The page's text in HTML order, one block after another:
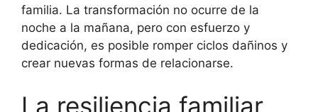
familia. La transformación no ocurre de la
noche a la mañana, pero con esfuerzo y
dedicación, es posible romper ciclos dañinos y
crear nuevas formas de relacionarse.
La resiliencia familiar